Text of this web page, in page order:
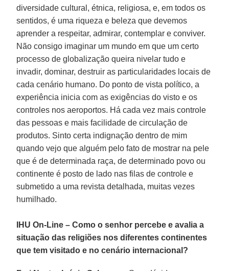
diversidade cultural, étnica, religiosa, e, em todos os
sentidos, é uma riqueza e beleza que devemos
aprender a respeitar, admirar, contemplar e conviver.
Não consigo imaginar um mundo em que um certo
processo de globalização queira nivelar tudo e
invadir, dominar, destruir as particularidades locais de
cada cenário humano. Do ponto de vista político, a
experiência inicia com as exigências do visto e os
controles nos aeroportos. Há cada vez mais controle
das pessoas e mais facilidade de circulação de
produtos. Sinto certa indignação dentro de mim
quando vejo que alguém pelo fato de mostrar na pele
que é de determinada raça, de determinado povo ou
continente é posto de lado nas filas de controle e
submetido a uma revista detalhada, muitas vezes
humilhado.
IHU On-Line – Como o senhor percebe e avalia a
situação das religiões nos diferentes continentes
que tem visitado e no cenário internacional?